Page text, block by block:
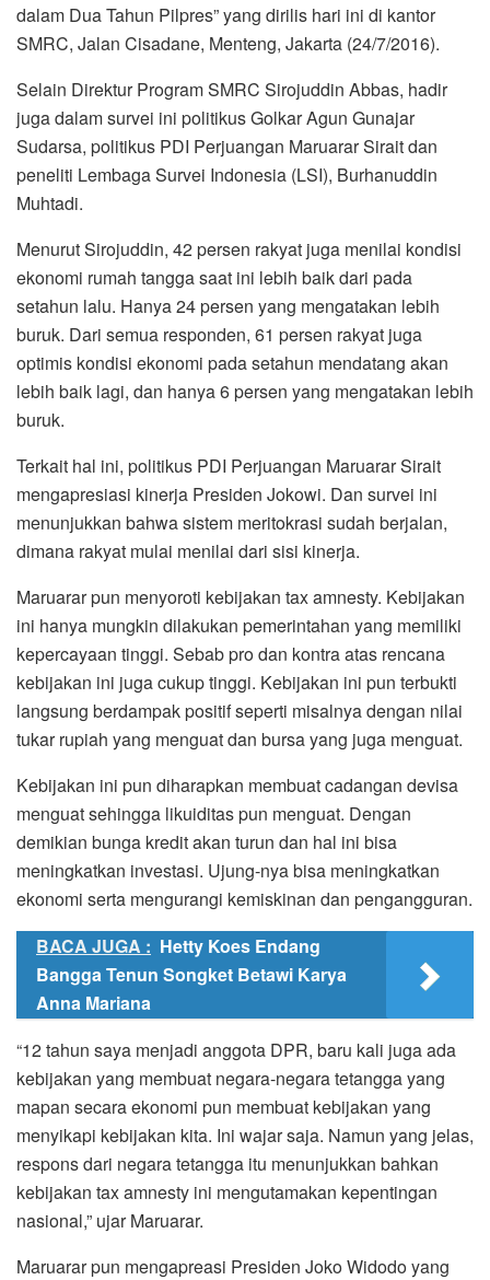
dalam Dua Tahun Pilpres” yang dirilis hari ini di kantor
SMRC, Jalan Cisadane, Menteng, Jakarta (24/7/2016).
Selain Direktur Program SMRC Sirojuddin Abbas, hadir
juga dalam survei ini politikus Golkar Agun Gunajar
Sudarsa, politikus PDI Perjuangan Maruarar Sirait dan
peneliti Lembaga Survei Indonesia (LSI), Burhanuddin
Muhtadi.
Menurut Sirojuddin, 42 persen rakyat juga menilai kondisi
ekonomi rumah tangga saat ini lebih baik dari pada
setahun lalu. Hanya 24 persen yang mengatakan lebih
buruk. Dari semua responden, 61 persen rakyat juga
optimis kondisi ekonomi pada setahun mendatang akan
lebih baik lagi, dan hanya 6 persen yang mengatakan lebih
buruk.
Terkait hal ini, politikus PDI Perjuangan Maruarar Sirait
mengapresiasi kinerja Presiden Jokowi. Dan survei ini
menunjukkan bahwa sistem meritokrasi sudah berjalan,
dimana rakyat mulai menilai dari sisi kinerja.
Maruarar pun menyoroti kebijakan tax amnesty. Kebijakan
ini hanya mungkin dilakukan pemerintahan yang memiliki
kepercayaan tinggi. Sebab pro dan kontra atas rencana
kebijakan ini juga cukup tinggi. Kebijakan ini pun terbukti
langsung berdampak positif seperti misalnya dengan nilai
tukar rupiah yang menguat dan bursa yang juga menguat.
Kebijakan ini pun diharapkan membuat cadangan devisa
menguat sehingga likuiditas pun menguat. Dengan
demikian bunga kredit akan turun dan hal ini bisa
meningkatkan investasi. Ujung-nya bisa meningkatkan
ekonomi serta mengurangi kemiskinan dan pengangguran.
BACA JUGA : Hetty Koes Endang
Bangga Tenun Songket Betawi Karya
Anna Mariana
“12 tahun saya menjadi anggota DPR, baru kali juga ada
kebijakan yang membuat negara-negara tetangga yang
mapan secara ekonomi pun membuat kebijakan yang
menyikapi kebijakan kita. Ini wajar saja. Namun yang jelas,
respons dari negara tetangga itu menunjukkan bahkan
kebijakan tax amnesty ini mengutamakan kepentingan
nasional,” ujar Maruarar.
Maruarar pun mengapreasi Presiden Joko Widodo yang